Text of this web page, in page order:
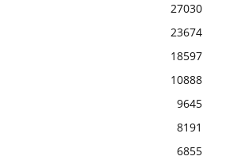
27030
23674
18597
10888
9645
8191
6855